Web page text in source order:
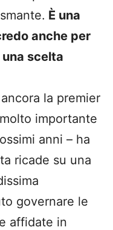
È una
anche per
una scelta
la premier
importante
anni – ha
ricade su una
governare le
affidate in